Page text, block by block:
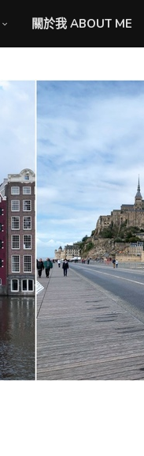
關於我 ABOUT ME